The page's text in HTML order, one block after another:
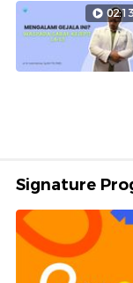
02:13
Signature